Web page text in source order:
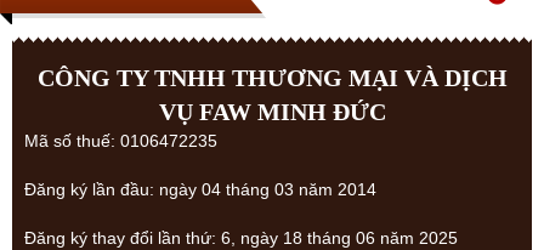
CÔNG TY TNHH THƯƠNG MẠI VÀ DỊCH
VỤ FAW MINH ĐỨC
Mã số thuế: 0106472235
Đăng ký lần đầu: ngày 04 tháng 03 năm 2014
Đăng ký thay đổi lần thứ: 6, ngày 18 tháng 06 năm 2025